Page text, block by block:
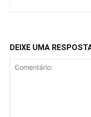
DEIXE UMA